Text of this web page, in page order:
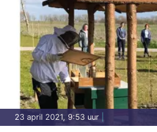
23 april 2021, 9:53 uur